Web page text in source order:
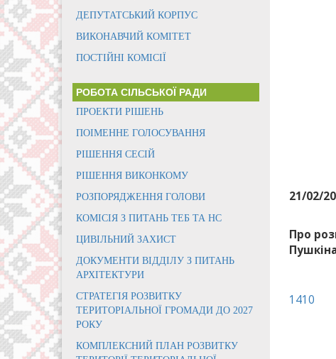
ДЕПУТАТСЬКИЙ КОРПУС
ВИКОНАВЧИЙ КОМІТЕТ
ПОСТІЙНІ КОМІСІЇ
РОБОТА СІЛЬСЬКОЇ РАДИ
ПРОЕКТИ РІШЕНЬ
ПОІМЕННЕ ГОЛОСУВАННЯ
РІШЕННЯ СЕСІЙ
РІШЕННЯ ВИКОНКОМУ
РОЗПОРЯДЖЕННЯ ГОЛОВИ
КОМІСІЯ З ПИТАНЬ ТЕБ ТА НС
ЦИВІЛЬНИЙ ЗАХИСТ
ДОКУМЕНТИ ВІДДІЛУ З ПИТАНЬ
АРХІТЕКТУРИ
СТРАТЕГІЯ РОЗВИТКУ
ТЕРИТОРІАЛЬНОЇ ГРОМАДИ ДО 2027
РОКУ
КОМПЛЕКСНИЙ ПЛАН РОЗВИТКУ
21/02/
Про
1410